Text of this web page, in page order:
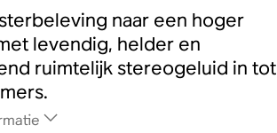
naar een hoger
levendig, helder en
ruimtelijk stereogeluid in tot